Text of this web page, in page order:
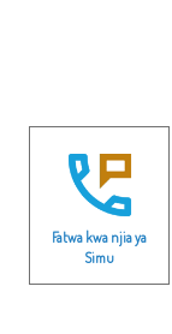
Fatwa kwa njia ya
Simu